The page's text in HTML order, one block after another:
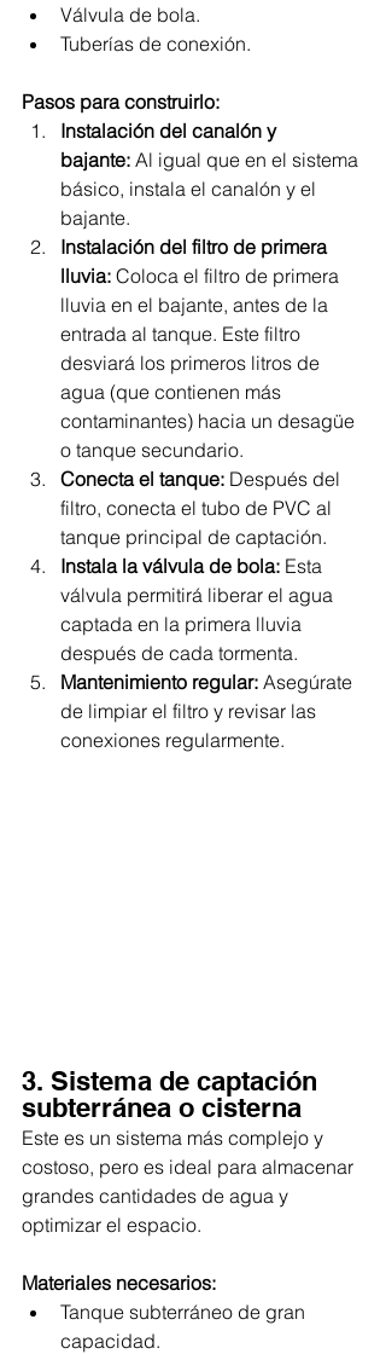
Válvula de bola.
Tuberías de conexión.
Pasos para construirlo:
Instalación del canalón y
bajante: Al igual que en el sistema
básico, instala el canalón y el
bajante.
Instalación del filtro de primera
lluvia: Coloca el filtro de primera
lluvia en el bajante, antes de la
entrada al tanque. Este filtro
desviará los primeros litros de
agua (que contienen más
contaminantes) hacia un desagüe
o tanque secundario.
Conecta el tanque: Después del
filtro, conecta el tubo de PVC al
tanque principal de captación.
Instala la válvula de bola: Esta
válvula permitirá liberar el agua
captada en la primera lluvia
después de cada tormenta.
Mantenimiento regular: Asegúrate
de limpiar el filtro y revisar las
conexiones regularmente.
3. Sistema de captación
subterránea o cisterna
Este es un sistema más complejo y
costoso, pero es ideal para almacenar
grandes cantidades de agua y
optimizar el espacio.
Materiales necesarios:
Tanque subterráneo de gran
capacidad.